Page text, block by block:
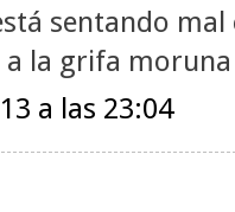
sentando
la grifa moruna
a las 23:04